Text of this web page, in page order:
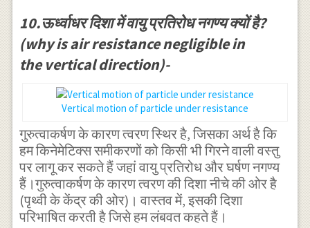
\Rightarrow
\frac { k }{
g } { v }_{ 1
}^{ 2 }
(1+\frac { k
}{ g } { v
}_{ 0 }^{ 2
})=\frac { k
}{ g } { v
}_{ 0 }^{ 2
10.ऊर्ध्वाधर दिशा में वायु प्रतिरोध नगण्य क्यों है?
(why is air resistance negligible in
the vertical direction)-
Vertical motion of particle under resistance
गुरुत्वाकर्षण के कारण त्वरण स्थिर है, जिसका अर्थ है कि
हम किनेमेटिक्स समीकरणों को किसी भी गिरने वाली वस्तु
पर लागू कर सकते हैं जहां वायु प्रतिरोध और घर्षण नगण्य
हैं।गुरुत्वाकर्षण के कारण त्वरण की दिशा नीचे की ओर है
(पृथ्वी के केंद्र की ओर)। वास्तव में, इसकी दिशा
परिभाषित करती है जिसे हम लंबवत कहते हैं।